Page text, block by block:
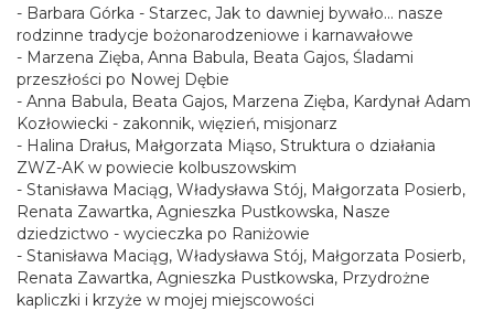
- Barbara Górka - Starzec, Jak to dawniej bywało... nasze
rodzinne tradycje bożonarodzeniowe i karnawałowe
- Marzena Zięba, Anna Babula, Beata Gajos, Śladami
przeszłości po Nowej Dębie
- Anna Babula, Beata Gajos, Marzena Zięba, Kardynał Adam
Kozłowiecki - zakonnik, więzień, misjonarz
- Halina Drałus, Małgorzata Miąso, Struktura o działania
ZWZ-AK w powiecie kolbuszowskim
- Stanisława Maciąg, Władysława Stój, Małgorzata Posierb,
Renata Zawartka, Agnieszka Pustkowska, Nasze
dziedzictwo - wycieczka po Raniżowie
- Stanisława Maciąg, Władysława Stój, Małgorzata Posierb,
Renata Zawartka, Agnieszka Pustkowska, Przydrożne
kapliczki i krzyże w mojej miejscowości